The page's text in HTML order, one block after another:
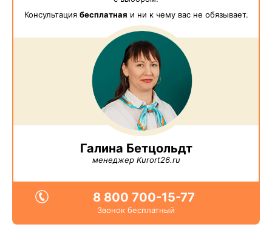
Консультация бесплатная и ни к чему вас не обязывает.
Галина Бетцольдт
менеджер Kurort26.ru
8 800 700-15-77
Звонок бесплатный